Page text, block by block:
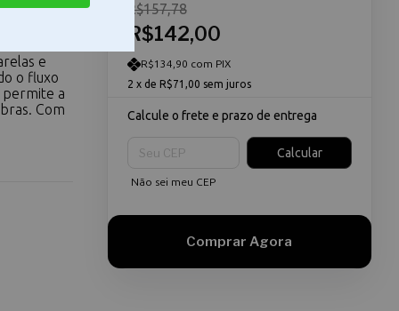
e
o fluxo
permite a
Com
R$142,00
R$157,78
R$134,90 com PIX
2 x de R$71,00 sem juros
Calcule o frete e prazo de entrega
Calcular
Não sei meu CEP